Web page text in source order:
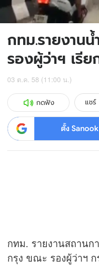
กทม.รายงาน
รองผู้ว่าฯ เรี
03 ต.ค. 58 (11:00 น.)
กดฟัง แชร์
ตั้ง
กทม. รายงานสถานก
กรุง ขณะ รองผู้ว่าฯ